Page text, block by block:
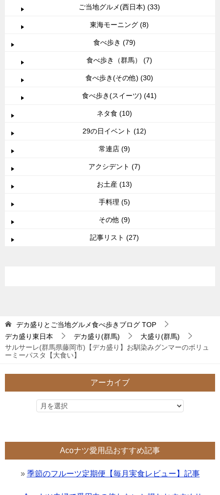
ご当地グルメ(西日本) (33)
東海モーニング (8)
食べ歩き (79)
食べ歩き（群馬） (7)
食べ歩き(その他) (30)
食べ歩き(スイーツ) (41)
ネタ食 (10)
29の日イベント (12)
常連店 (9)
アクシデント (7)
お土産 (13)
手料理 (5)
その他 (9)
記事リスト (27)
デカ盛りとご当地グルメ食べ歩きブログ TOP
デカ盛り東日本
デカ盛り(群馬)
大盛り(群馬)
サルサーレ(群馬県藤岡市)【デカ盛り】お馴染みグンマーのボリュ
ーミーパスタ【大食い】
アーカイブ
Acoナツ愛用品おすすめ記事
» 季節のフルーツ定期便【毎月実食レビュー】記事